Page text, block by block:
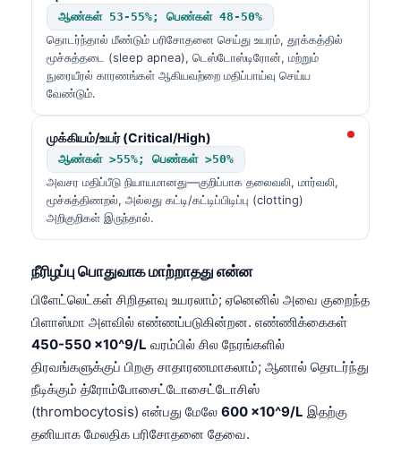
ஆண்கள் 53-55%; பெண்கள் 48-50%
தொடர்ந்தால் மீண்டும் பரிசோதனை செய்து உயரம், தூக்கத்தில்
மூச்சுத்தடை (sleep apnea), டெஸ்டோஸ்டிரோன், மற்றும்
நுரையீரல் காரணங்கள் ஆகியவற்றை மதிப்பாய்வு செய்ய
வேண்டும்.
முக்கியம்/உயர் (Critical/High)
ஆண்கள் >55%; பெண்கள் >50%
அவசர மதிப்பீடு நியாயமானது—குறிப்பாக தலைவலி, மார்வலி,
மூச்சுத்திணறல், அல்லது கட்டி/கட்டிப்பிடிப்பு (clotting)
அறிகுறிகள் இருந்தால்.
நீரிழப்பு பொதுவாக மாற்றாதது என்ன
பிளேட்லெட்கள் சிறிதளவு உயரலாம்; ஏனெனில் அவை குறைந்த
பிளாஸ்மா அளவில் எண்ணப்படுகின்றன. எண்ணிக்கைகள்
450-550 ×10^9/L வரம்பில் சில நேரங்களில்
திரவங்களுக்குப் பிறகு சாதாரணமாகலாம்; ஆனால் தொடர்ந்து
நீடிக்கும் த்ரோம்போசைட்டோசைட்டோசிஸ்
(thrombocytosis) என்பது மேலே 600 ×10^9/L இதற்கு
தனியாக மேலதிக பரிசோதனை தேவை.